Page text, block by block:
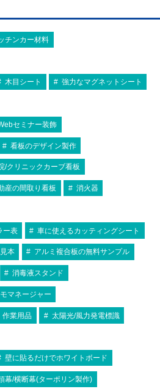
チンカー材料
木目シート 強力なマグネットシート
セミナー装飾
看板のデザイン製作
/クリニックカーブ看板
産の間取り看板 消火器
ー表 車に使えるカッティングシート
本 アルミ複合板の無料サンプル
消毒液スタンド
マネージャー
作業用品 太陽光/風力発電標識
壁に貼るだけでホワイトボード
幕/横断幕(ターポリン製作)